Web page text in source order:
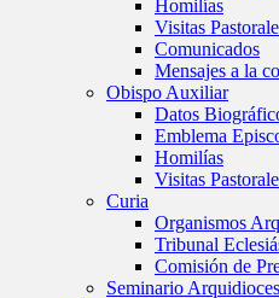
Homilías
Visitas
Comunicados
Mensajes a la
Obispo Auxiliar
Datos
Emblema
Homilías
Visitas
Curia
Organismos
Tribunal
Comisión de
Seminario